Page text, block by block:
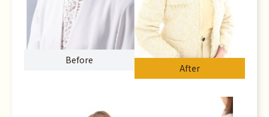
Before
After